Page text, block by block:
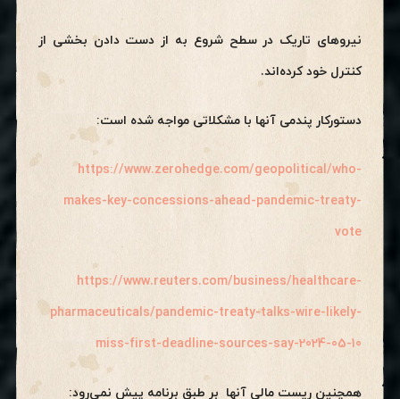
نیروهای تاریک در سطح شروع به از دست دادن بخشی از
کنترل خود کرده‌اند.
دستورکار پندمی آنها با مشکلاتی مواجه شده است:
https://www.zerohedge.com/geopolitical/who-
makes-key-concessions-ahead-pandemic-treaty-
vote
https://www.reuters.com/business/healthcare-
pharmaceuticals/pandemic-treaty-talks-wire-likely-
miss-first-deadline-sources-say-2024-05-10
همچنین ریست مالی آنها بر طبق برنامه پیش نمی‌رود: